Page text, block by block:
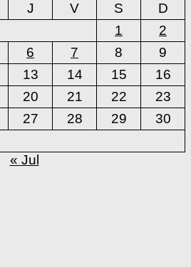
J V S
D
1
2
6 7 8
9
13 14 15
16
20 21 22
23
27 28 29
30
« Jul